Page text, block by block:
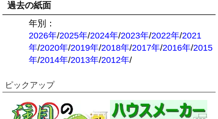
過去の紙面
年別：
2026年/2025年/2024年/2023年/2022年/2021
年/2020年/2019年/2018年/2017年/2016年/2015
年/2014年/2013年/2012年/
ピックアップ